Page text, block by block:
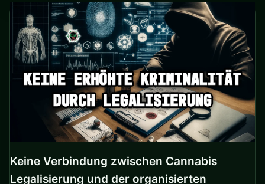
Keine Verbindung zwischen Cannabis
Legalisierung und der organisierten